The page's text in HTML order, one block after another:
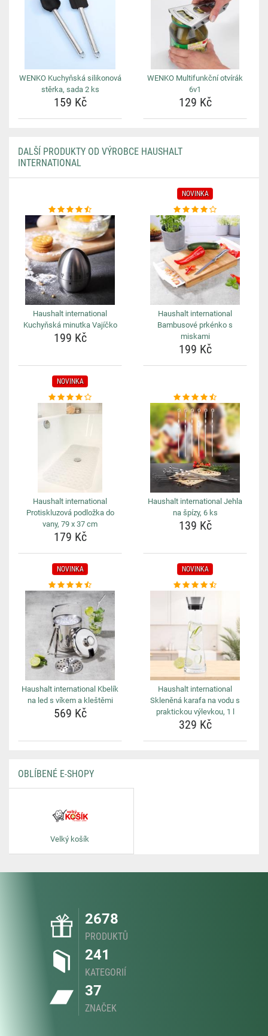
WENKO Kuchyňská silikonová
stěrka, sada 2 ks
159 Kč
WENKO Multifunkční otvírák
6v1
129 Kč
DALŠÍ PRODUKTY OD VÝROBCE HAUSHALT
INTERNATIONAL
Haushalt international
Kuchyňská minutka Vajíčko
199 Kč
NOVINKA
Haushalt international
Bambusové prkénko s
miskami
199 Kč
NOVINKA
Haushalt international
Protiskluzová podložka do
vany, 79 x 37 cm
179 Kč
Haushalt international Jehla
na špízy, 6 ks
139 Kč
NOVINKA
Haushalt international Kbelík
na led s víkem a kleštěmi
569 Kč
NOVINKA
Haushalt international
Skleněná karafa na vodu s
praktickou výlevkou, 1 l
329 Kč
OBLÍBENÉ E-SHOPY
Velký košík
2678
PRODUKTŮ
241
KATEGORIÍ
37
ZNAČEK